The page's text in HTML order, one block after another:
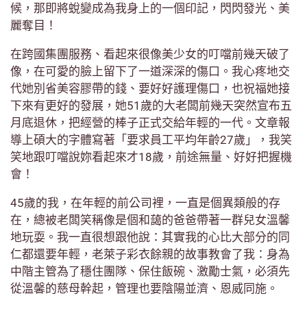
候，那即將蛻變成為我身上的一個印記，閃閃發光、美
麗奪目！
在跨國集團服務、看起來很像美少女的叮噹前幾天破了
像，在可愛的臉上留下了一道深深的傷口。我心疼地交
代她別省美容膠帶的錢、要好好護理傷口，也祝福她接
下來有更好的發展，她51歲的大老闆前幾天突然宣布五
月底退休，把經營的棒子正式交給年輕的一代。文章報
導上碩大的字體寫著「要求員工平均年齡27歲」，我笑
笑地跟叮噹說妳看起來才18歲，前途無量、好好把握機
會！
45歲的我，在年輕的前公司裡，一直是個異類般的存
在，總被老闆笑稱像是個和藹的爸爸帶著一群兒女溫馨
地玩耍。我一直很想跟他說：其實我的心比大部分的同
仁都還要年輕，老萊子彩衣餘親的故事教會了我：身為
中階主管為了穩住團隊、保住飯碗、激勵士氣，必須先
從溫馨的慈母幹起，管理也要陰陽並濟、恩威同施。